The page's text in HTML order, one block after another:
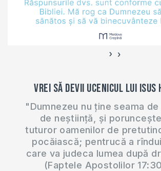
‹ ›
Vrei să devii ucenicul lui Isus
"Dumnezeu nu ține seama
de neștiință, și
tuturor oamenilor de
pocăiască; pentrucă a
care va judeca lumea după
(Faptele Apostolilor